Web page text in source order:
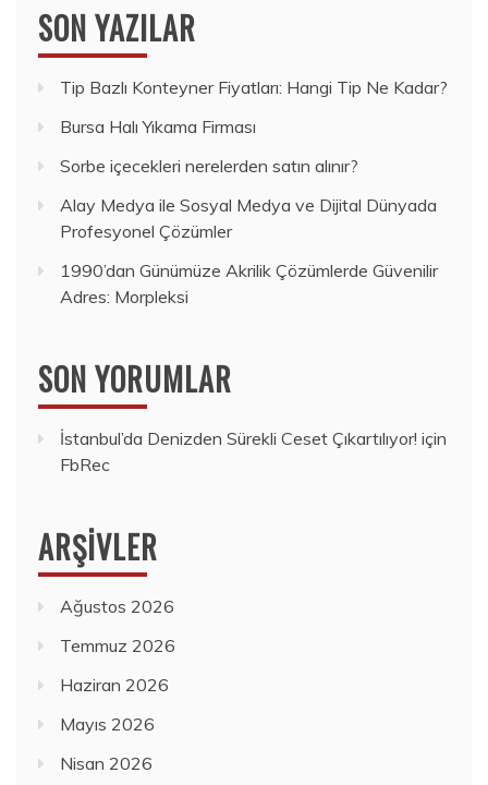
SON YAZILAR
Tip Bazlı Konteyner Fiyatları: Hangi Tip Ne Kadar?
Bursa Halı Yıkama Firması
Sorbe içecekleri nerelerden satın alınır?
Alay Medya ile Sosyal Medya ve Dijital Dünyada
Profesyonel Çözümler
1990’dan Günümüze Akrilik Çözümlerde Güvenilir
Adres: Morpleksi
SON YORUMLAR
İstanbul’da Denizden Sürekli Ceset Çıkartılıyor! için
FbRec
ARŞIVLER
Ağustos 2026
Temmuz 2026
Haziran 2026
Mayıs 2026
Nisan 2026